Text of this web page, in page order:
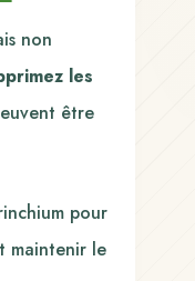
non
les
être
pour
maintenir le